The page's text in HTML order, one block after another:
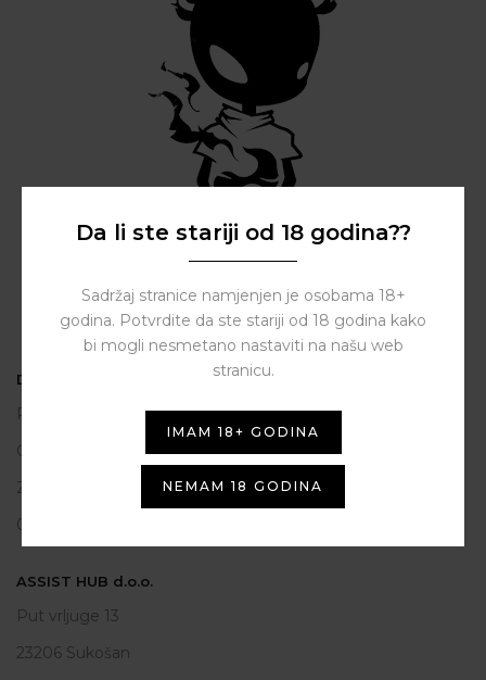
DEUCES
Polačišće 2
City Gallery
Zadar
098 163 2222
ASSIST HUB d.o.o.
Put vrljuge 13
23206 Sukošan
Da li ste stariji od 18 godina??
Sadržaj stranice namjenjen je osobama 18+
godina. Potvrdite da ste stariji od 18 godina kako
bi mogli nesmetano nastaviti na našu web
stranicu.
IMAM 18+ GODINA
NEMAM 18 GODINA